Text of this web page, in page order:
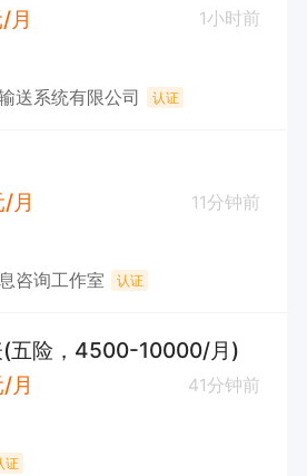
月
1小时前
送系统有限公司 认证
月
11分钟前
咨询工作室 认证
(五险，4500-10000/月)
月
41分钟前
证